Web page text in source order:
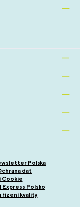
Polska
dat
Cookie
Express Polsko
řízení kvality